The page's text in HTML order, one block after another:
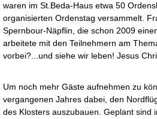
waren im St.Beda-Haus etwa 50
organisierten Ordenstag versammelt.
Spernbour-Näpflin, die schon 2009
arbeitete mit den Teilnehmern am
vorbei?...und siehe wir leben! Jesus
Um noch mehr Gäste aufnehmen zu
vergangenen Jahres dabei, den
des Klosters auszubauen. Geplant sind